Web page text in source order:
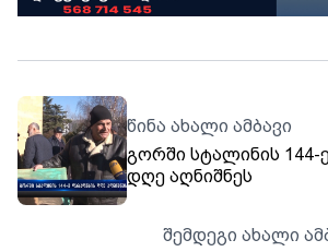
წინა ახალი ამბავი
გორში სტალინის 144-
დღე აღნიშნეს
შემდეგი ახალი